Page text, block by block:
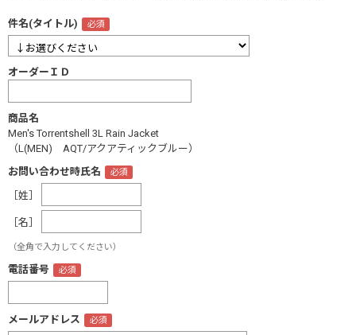
件名(タイトル)
オーダーＩＤ
商品名
Men's Torrentshell 3L Rain Jacket
（L(MEN) AQT/アクアティックブルー）
お問い合わせ時氏名
［姓］
［名］
（全角で入力してください）
電話番号
メールアドレス